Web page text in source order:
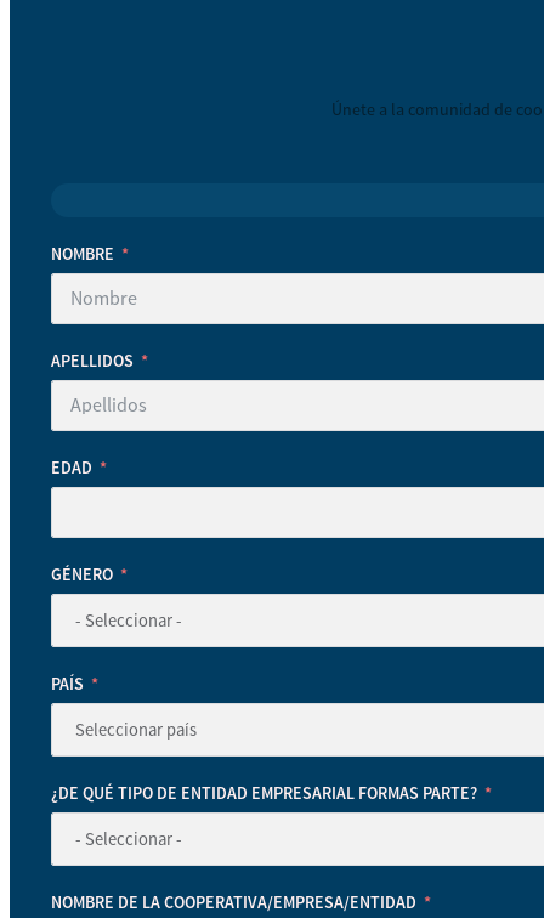
Únete a la comunidad de
NOMBRE
APELLIDOS
EDAD
GÉNERO
PAÍS
¿DE QUÉ TIPO DE ENTIDAD EMPRESARIAL FORMAS PARTE?
NOMBRE DE LA COOPERATIVA/EMPRESA/ENTIDAD